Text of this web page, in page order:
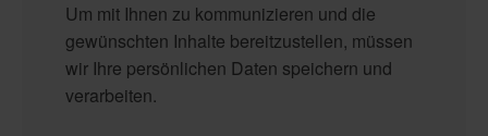
Um mit Ihnen zu kommunizieren und die
gewünschten Inhalte bereitzustellen, müssen
wir Ihre persönlichen Daten speichern und
verarbeiten.